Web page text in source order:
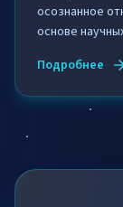
осознанное
основе
Подробнее